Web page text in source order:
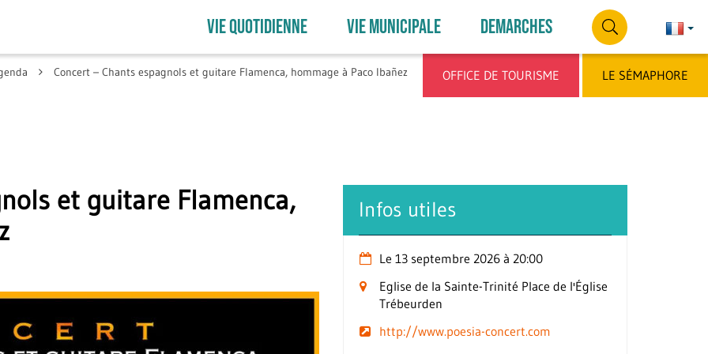
OFFICE DE TOURISME LE SÉMAPHORE
VIE QUOTIDIENNE VIE MUNICIPALE DEMARCHES RECHERCHE
Concert – Chants espagnols et guitare Flamenca, hommage à Paco Ibañez
et guitare Flamenca,
Infos utiles
Le 13 septembre 2026 à 20:00
Eglise de la Sainte-Trinité Place de l'Église
Trébeurden
http://www.poesia-concert.com